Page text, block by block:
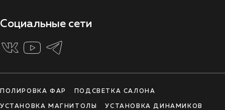
Социальные сети
ПОЛИРОВКА ФАР ПОДСВЕТКА САЛОНА
УСТАНОВКА МАГНИТОЛЫ УСТАНОВКА ДИНАМИКОВ